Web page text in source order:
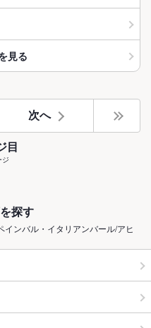
見る
次へ
目
ジ
探す
インバル・イタリアンバール/アヒ